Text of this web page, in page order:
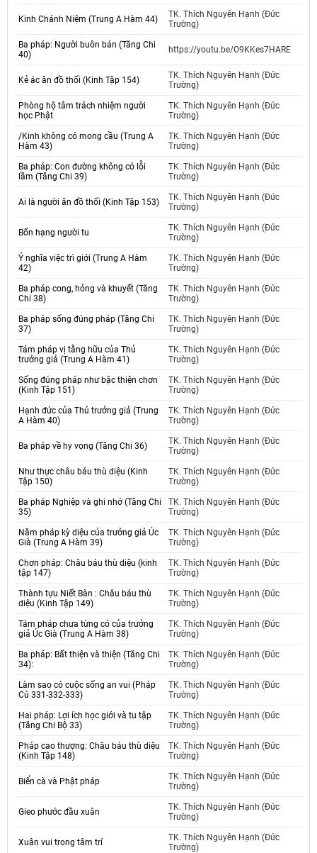
Kinh Chánh Niệm (Trung A Hàm 44)
TK. Thích Nguyên Hạnh (Đức
Trường)
Ba pháp: Người buôn bán (Tăng Chi
40)
https://youtu.be/O9KKes7HARE
Kẻ ác ăn đồ thối (Kinh Tập 154)
TK. Thích Nguyên Hạnh (Đức
Trường)
Phòng hộ tâm trách nhiệm người
học Phật
TK. Thích Nguyên Hạnh (Đức
Trường)
/Kinh không có mong cầu (Trung A
Hàm 43)
TK. Thích Nguyên Hạnh (Đức
Trường)
Ba pháp: Con đường không có lỗi
lầm (Tăng Chi 39)
TK. Thích Nguyên Hạnh (Đức
Trường)
Ai là người ăn đồ thối (Kinh Tập 153)
TK. Thích Nguyên Hạnh (Đức
Trường)
Bốn hạng người tu
TK. Thích Nguyên Hạnh (Đức
Trường)
Ý nghĩa việc trì giới (Trung A Hàm
42)
TK. Thích Nguyên Hạnh (Đức
Trường)
Ba pháp cong, hỏng và khuyết (Tăng
Chi 38)
TK. Thích Nguyên Hạnh (Đức
Trường)
Ba pháp sống đúng pháp (Tăng Chi
37)
TK. Thích Nguyên Hạnh (Đức
Trường)
Tám pháp vị tằng hữu của Thủ
trưởng giả (Trung A Hàm 41)
TK. Thích Nguyên Hạnh (Đức
Trường)
Sống đúng pháp như bậc thiện chơn
(Kinh Tập 151)
TK. Thích Nguyên Hạnh (Đức
Trường)
Hạnh đức của Thủ trưởng giả (Trung
A Hàm 40)
TK. Thích Nguyên Hạnh (Đức
Trường)
Ba pháp về hy vọng (Tăng Chi 36)
TK. Thích Nguyên Hạnh (Đức
Trường)
Như thực châu báu thù diệu (Kinh
Tập 150)
TK. Thích Nguyên Hạnh (Đức
Trường)
Ba pháp Nghiệp và ghi nhớ (Tăng Chi
35)
TK. Thích Nguyên Hạnh (Đức
Trường)
Năm pháp kỳ diệu của trưởng giả Úc
Già (Trung A Hàm 39)
TK. Thích Nguyên Hạnh (Đức
Trường)
Chơn pháp: Châu báu thù diệu (kinh
tập 147)
TK. Thích Nguyên Hạnh (Đức
Trường)
Thành tựu Niết Bàn : Châu báu thù
diệu (Kinh Tập 149)
TK. Thích Nguyên Hạnh (Đức
Trường)
Tám pháp chưa từng có của trưởng
giả Úc Già (Trung A Hàm 38)
TK. Thích Nguyên Hạnh (Đức
Trường)
Ba pháp: Bất thiện và thiện (Tăng Chi
34):
TK. Thích Nguyên Hạnh (Đức
Trường)
Làm sao có cuộc sống an vui (Pháp
Cú 331-332-333)
TK. Thích Nguyên Hạnh (Đức
Trường)
Hai pháp: Lợi ích học giới và tu tập
(Tăng Chi Bộ 33)
TK. Thích Nguyên Hạnh (Đức
Trường)
Pháp cao thượng: Châu báu thù diệu
(Kinh Tập 148)
TK. Thích Nguyên Hạnh (Đức
Trường)
Biển cà và Phật pháp
TK. Thích Nguyên Hạnh (Đức
Trường)
Gieo phước đầu xuân
TK. Thích Nguyên Hạnh (Đức
Trường)
Xuân vui trong tâm trí
TK. Thích Nguyên Hạnh (Đức
Trường)